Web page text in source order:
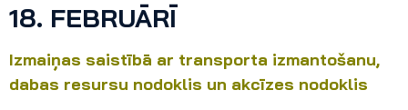
18. FEBRUĀRĪ
Izmaiņas saistībā ar transporta izmantošanu,
dabas resursu nodoklis un akcīzes nodoklis